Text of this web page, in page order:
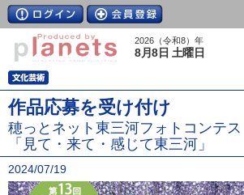
2026（令和8）年
8月8日 土曜日
作品応募を受け付け
穂っとネット東三河フォトコンテ
「見て・来て・感じて東三河」
2024/07/19